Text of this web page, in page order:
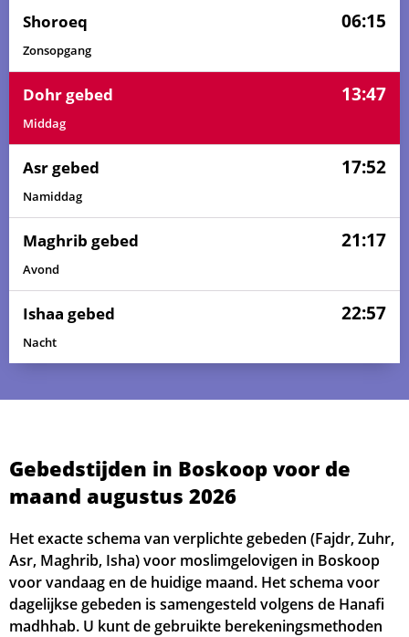
Shoroeq 06:15
Zonsopgang
Dohr gebed 13:47
Middag
Asr gebed 17:52
Namiddag
Maghrib gebed 21:17
Avond
Ishaa gebed 22:57
Nacht
Gebedstijden in Boskoop voor de
maand augustus 2026
Het exacte schema van verplichte gebeden (Fajdr, Zuhr,
Asr, Maghrib, Isha) voor moslimgelovigen in Boskoop
voor vandaag en de huidige maand. Het schema voor
dagelijkse gebeden is samengesteld volgens de Hanafi
madhhab. U kunt de gebruikte berekeningsmethoden
03, Ma 04:09 06:06 13:48
04, Di 04:12 06:08 13:48 17:56 21:27 23:07
05, Wo 04:15 06:09 13:47 17:55 21:25 23:05
06, Do 04:17 06:11 13:47 17:54 21:23 23:03